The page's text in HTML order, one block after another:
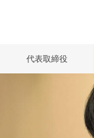
代表取締役